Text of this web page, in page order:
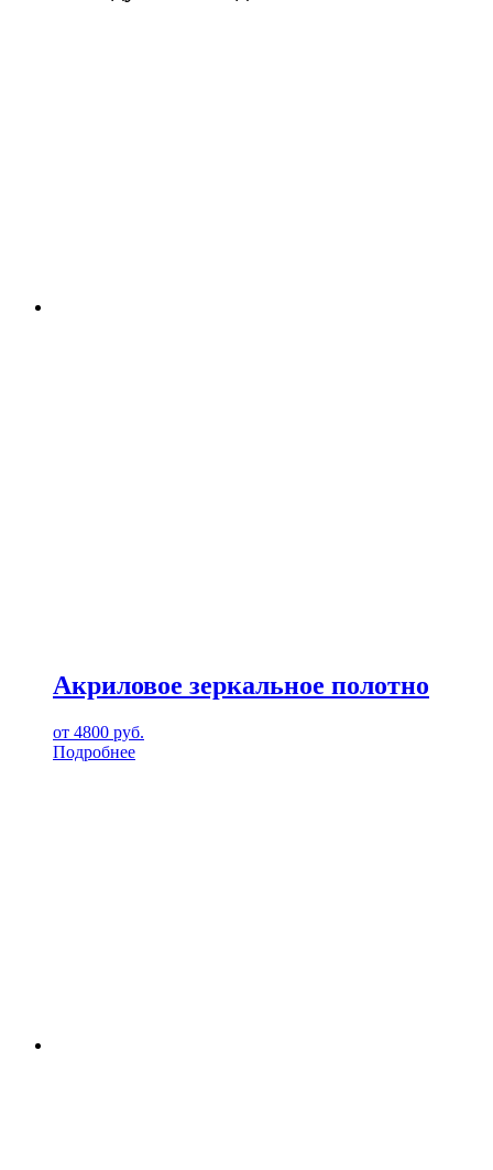
Акриловое зеркальное полотно
от 4800 руб.
Подробнее